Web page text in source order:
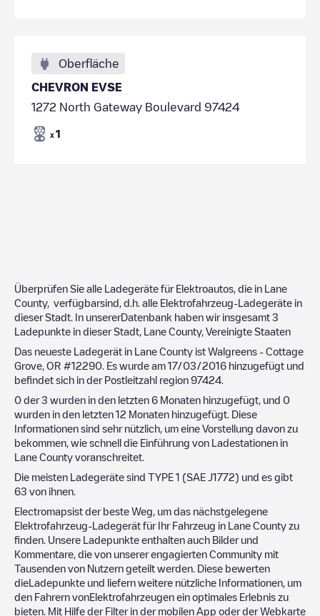
Oberfläche
CHEVRON EVSE
1272 North Gateway Boulevard 97424
x 1
Überprüfen Sie alle Ladegeräte für Elektroautos, die in Lane
County, verfügbarsind, d.h. alle Elektrofahrzeug-Ladegeräte in
dieser Stadt. In unsererDatenbank haben wir insgesamt 3
Ladepunkte in dieser Stadt, Lane County, Vereinigte Staaten
Das neueste Ladegerät in Lane County ist Walgreens - Cottage
Grove, OR #12290 . Es wurde am 17/03/2016 hinzugefügt und
befindet sich in der Postleitzahl region 97424
0 der3 wurden in den letzten 6 Monaten hinzugefügt, und 0
wurden in den letzten 12 Monaten hinzugefügt. Diese
Informationen sind sehr nützlich, um eine Vorstellung davon zu
bekommen, wie schnell die Einführung von Ladestationen in
Lane County voranschreitet.
Die meisten Ladegeräte sind TYPE 1 (SAE J1772) und es gibt
63 von ihnen.
Electromapsist der beste Weg, um das nächstgelegene
Elektrofahrzeug-Ladegerät für Ihr Fahrzeug in Lane County zu
finden. Unsere Ladepunkte enthalten auch Bilder und
Kommentare, die von unserer engagierten Community mit
Tausenden von Nutzern geteilt werden. Diese bewerten
dieLadepunkte und liefern weitere nützliche Informationen, um
den Fahrern vonElektrofahrzeugen ein optimales Erlebnis zu
bieten. Mit Hilfe der Filter in der mobilen App oder der Webkarte